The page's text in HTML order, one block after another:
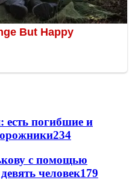
есть погибшие и
234
с помощью
человек179